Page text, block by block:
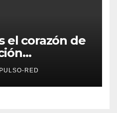
el corazón de
de la
PULSO-RED